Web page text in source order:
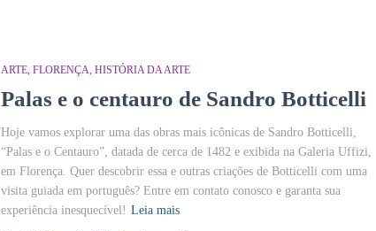
ARTE FLORENÇA HISTÓRIA DA ARTE
Palas e o centauro de Sandro Botticelli
Hoje vamos explorar uma das obras mais icônicas de Sandro Botticelli,
“Palas e o Centauro”, datada de cerca de 1482 e exibida na Galeria Uffizi,
em Florença. Quer descobrir essa e outras criações de Botticelli com uma
visita guiada em português? Entre em contato conosco e garanta sua
experiência inesquecível! Leia mais